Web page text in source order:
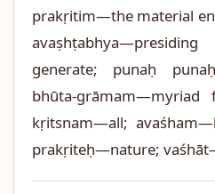
prakṛitim—the material
generate; punaḥ
bhūta-grāmam—myriad
kṛitsnam—all;
prakṛiteḥ—nature;